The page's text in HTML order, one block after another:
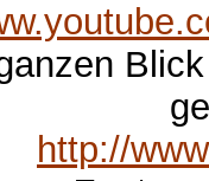
http://